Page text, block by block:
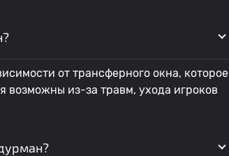
от трансферного окна, которое
возможны из-за травм, ухода игроков